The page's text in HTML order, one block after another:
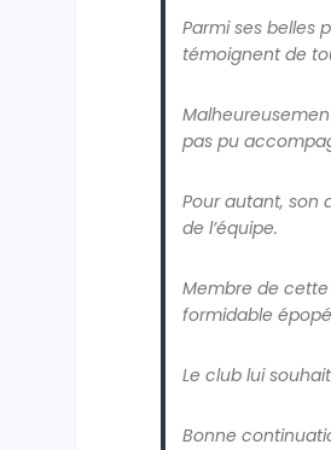
Parmi ses belles
témoignent de
pas pu
Pour autant, son
de l’équipe.
Membre de
formidable
Le club lui
Bonne